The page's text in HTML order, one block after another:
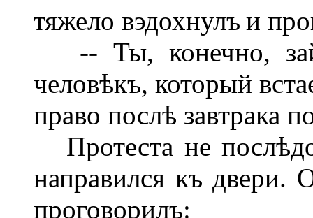
тяжело вэдохнулъ и
-- Ты, конечно,
человѣкъ, который
право послѣ завтрака
Протеста не
направился къ двери.
проговорилъ: